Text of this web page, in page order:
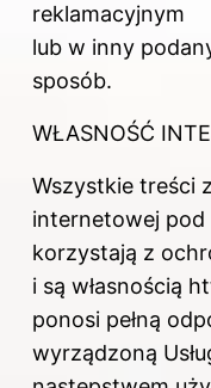
reklamacyjnym
lub w inny
sposób.
WŁASNOŚĆ
Wszystkie treści
internetowej
korzystają z
i są własnością
ponosi pełną
wyrządzoną